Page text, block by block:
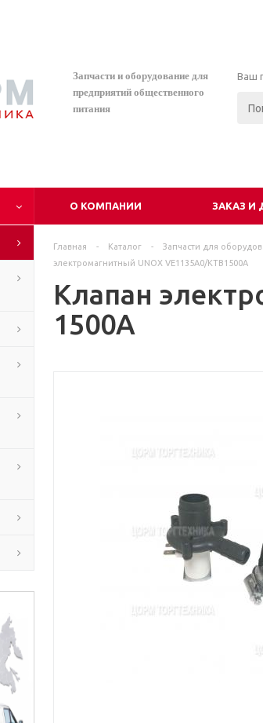
Запчасти и оборудование для
предприятий общественного
питания
Ваш
О КОМПАНИИ ЗАКАЗ И
Главная - Каталог - Запчасти для
электромагнитный UNOX VE1135A0/KTB1500A
Клапан
1500A